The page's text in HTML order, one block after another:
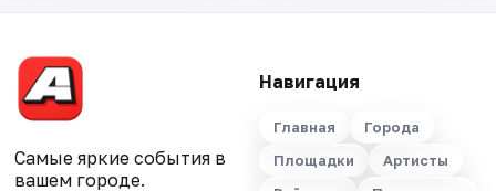
Самые яркие события в
вашем городе.
Навигация
Главная
Города
Площадки
Артисты